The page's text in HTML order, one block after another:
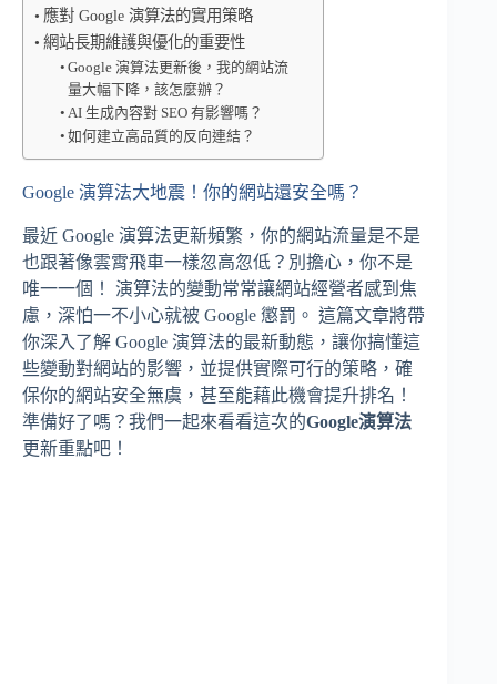
應對 Google 演算法的實用策略
網站長期維護與優化的重要性
Google 演算法更新後，我的網站流
量大幅下降，該怎麼辦？
AI 生成內容對 SEO 有影響嗎？
如何建立高品質的反向連結？
Google 演算法大地震！你的網站還安全嗎？
最近 Google 演算法更新頻繁，你的網站流量是不是
也跟著像雲霄飛車一樣忽高忽低？別擔心，你不是
唯一一個！ 演算法的變動常常讓網站經營者感到焦
慮，深怕一不小心就被 Google 懲罰。 這篇文章將帶
你深入了解 Google 演算法的最新動態，讓你搞懂這
些變動對網站的影響，並提供實際可行的策略，確
保你的網站安全無虞，甚至能藉此機會提升排名！
準備好了嗎？我們一起來看看這次的Google演算法
更新重點吧！